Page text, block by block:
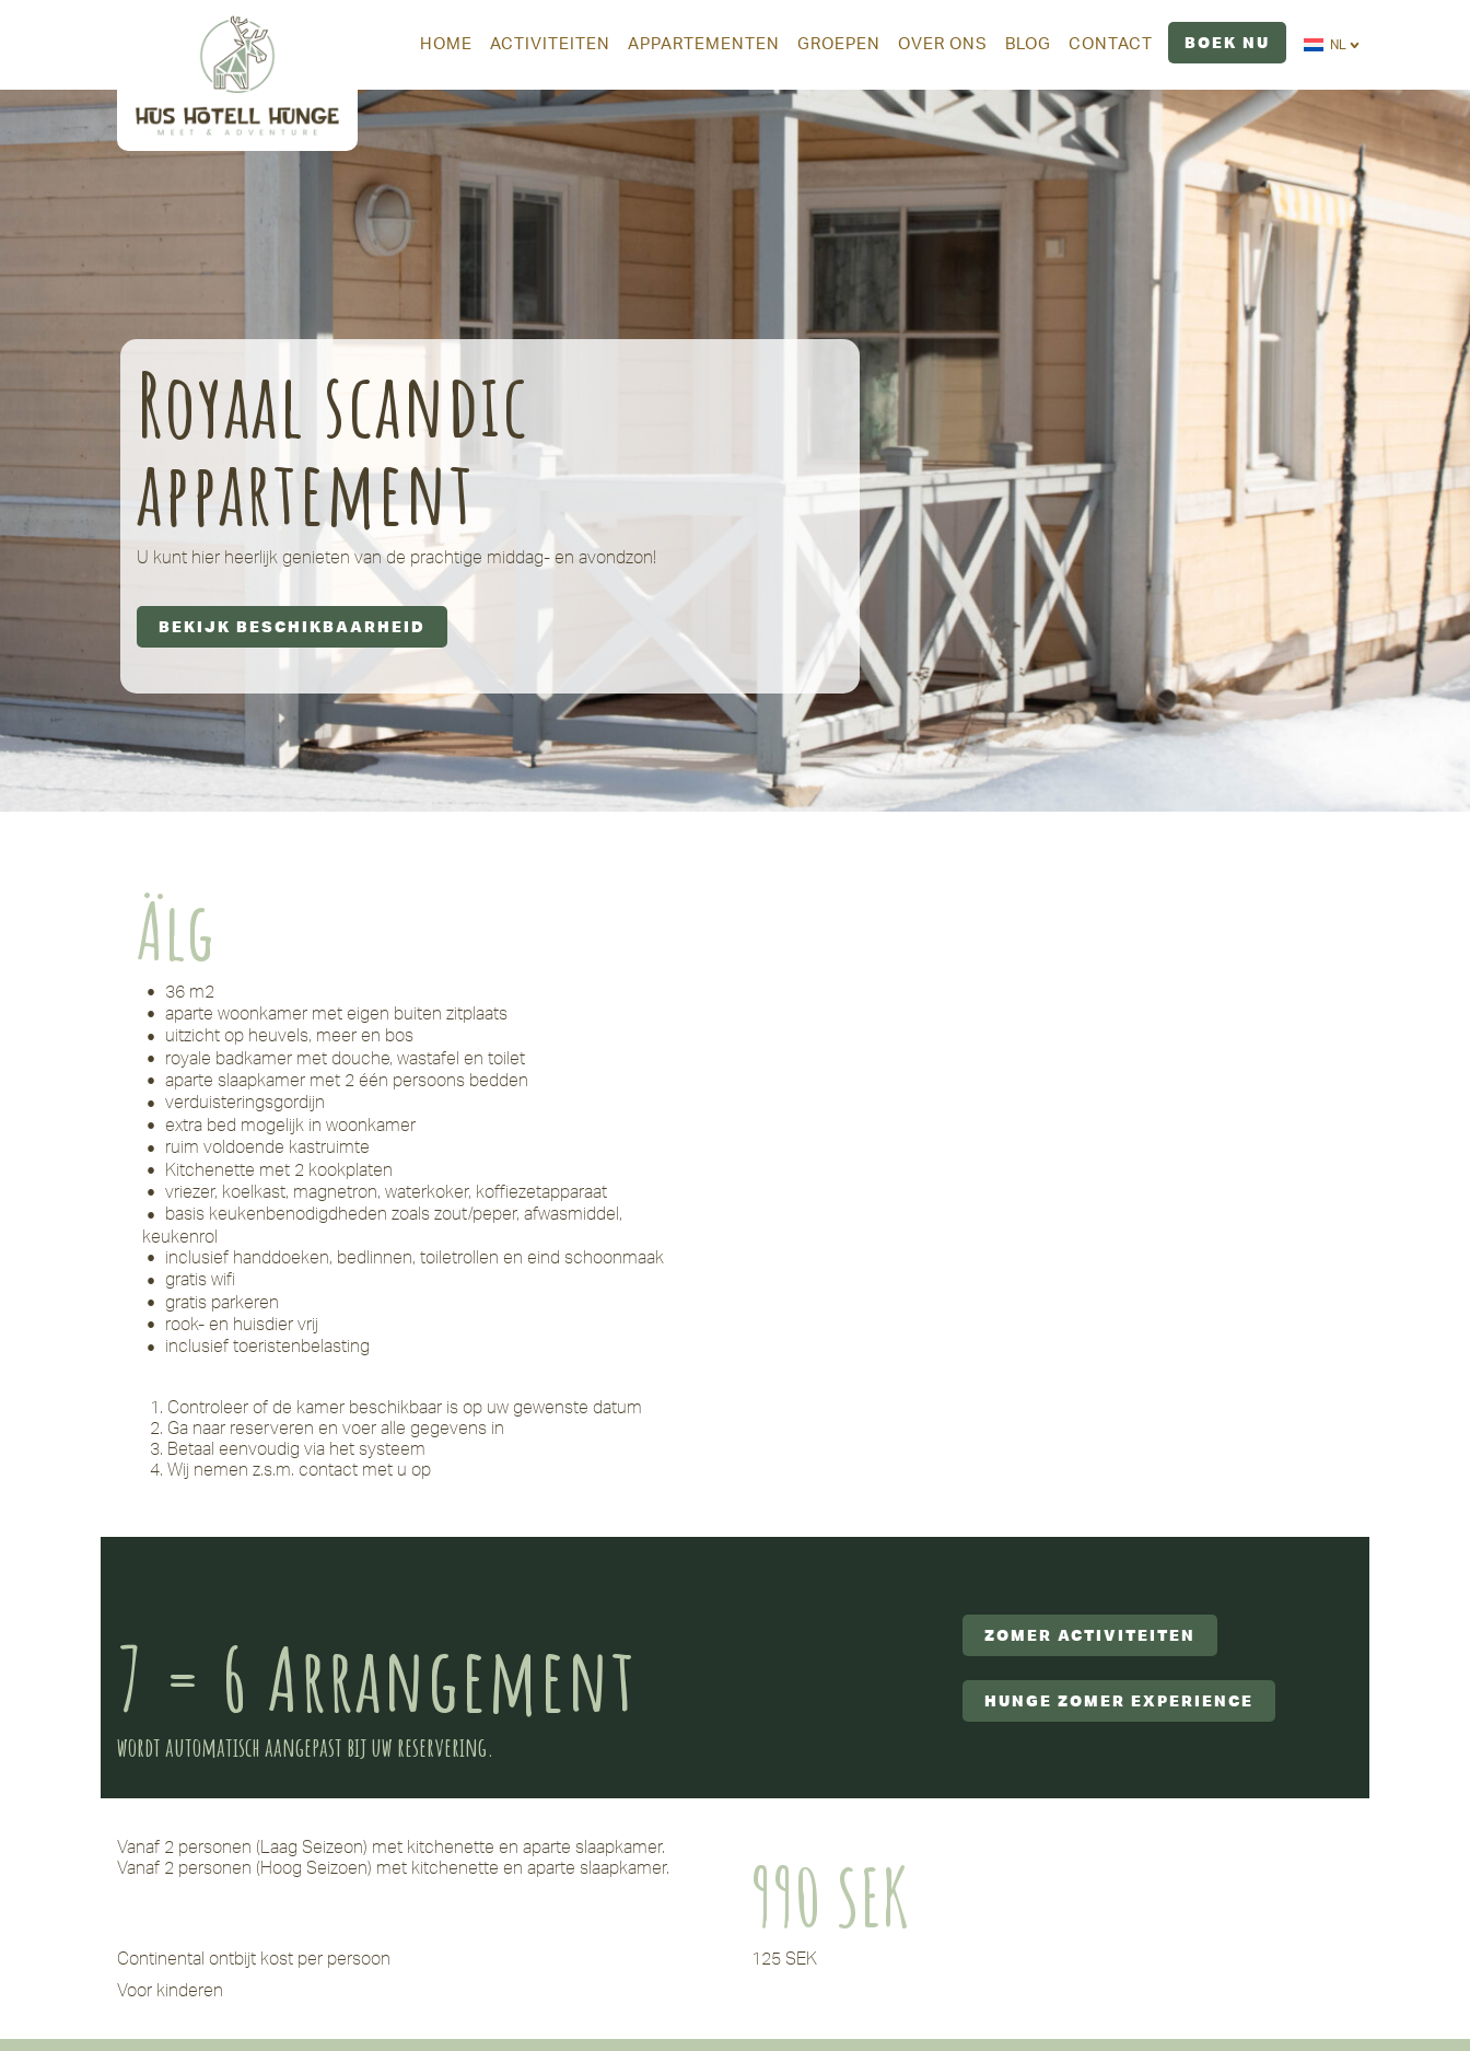
HOME ACTIVITEITEN APPARTEMENTEN GROEPEN OVER ONS BLOG CONTACT BOEK NU NL
Royaal scandic
appartement
U kunt hier heerlijk genieten van de prachtige middag- en avondzon!
BEKIJK BESCHIKBAARHEID
Älg
36 m2
aparte woonkamer met eigen buiten zitplaats
uitzicht op heuvels, meer en bos
royale badkamer met douche, wastafel en toilet
aparte slaapkamer met 2 één persoons bedden
verduisteringsgordijn
extra bed mogelijk in woonkamer
ruim voldoende kastruimte
Kitchenette met 2 kookplaten
vriezer, koelkast, magnetron, waterkoker, koffiezetapparaat
basis keukenbenodigdheden zoals zout/peper, afwasmiddel,
keukenrol
inclusief handdoeken, bedlinnen, toiletrollen en eind schoonmaak
gratis wifi
gratis parkeren
rook- en huisdier vrij
inclusief toeristenbelasting
Controleer of de kamer beschikbaar is op uw gewenste datum
Ga naar reserveren en voer alle gegevens in
Betaal eenvoudig via het systeem
Wij nemen z.s.m. contact met u op
7 = 6 Arrangement
wordt automatisch aangepast bij uw reservering.
ZOMER ACTIVITEITEN
HUNGE ZOMER EXPERIENCE
Vanaf 2 personen (Laag Seizeon) met kitchenette en aparte slaapkamer.
Vanaf 2 personen (Hoog Seizoen) met kitchenette en aparte slaapkamer.
990 SEK
Continental ontbijt kost per persoon
Voor kinderen
125 SEK